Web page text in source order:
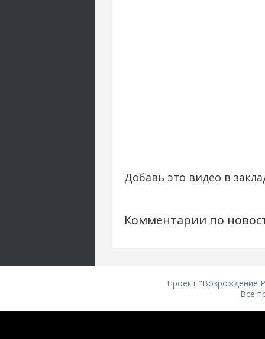
Добавь это видео в
Комментарии по
Проект "Возрождение
Все